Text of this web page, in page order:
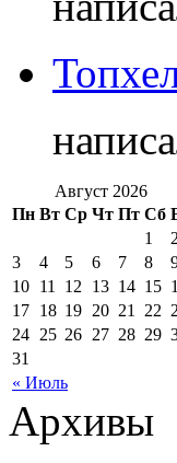
Август 2026
Пн Вт Ср Чт Пт Сб
« Июль
1
2
3
4 5 6 7 8
10 11 12 13 14 15
17 18 19 20 21 22
24 25 26 27 28 29
31
Архивы